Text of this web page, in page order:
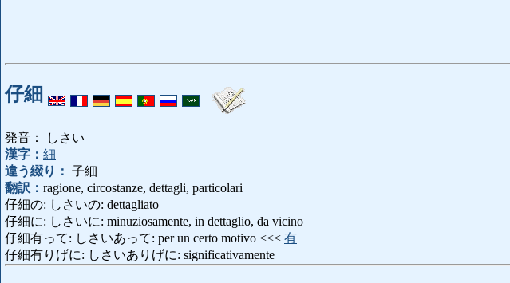
仔細
発音： しさい
漢字： 細
違う綴り： 子細
翻訳： ragione, circostanze, dettagli, particolari
仔細の: しさいの: dettagliato
仔細に: しさいに: minuziosamente, in dettaglio, da vicino
仔細有って: しさいあって: per un certo motivo <<< 有
仔細有りげに: しさいありげに: significativamente